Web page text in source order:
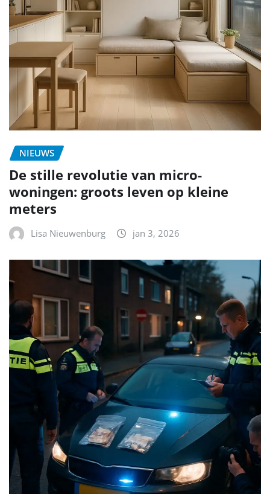
NIEUWS
De stille revolutie van micro-
woningen: groots leven op kleine
meters
Lisa Nieuwenburg jan 3, 2026